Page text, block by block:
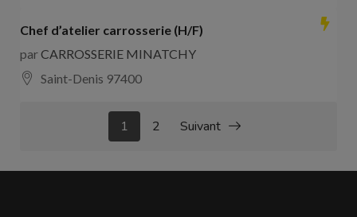
Chef d’atelier carrosserie (H/F)
parCARROSSERIE MINATCHY
Saint-Denis 97400
1 2 Suivant